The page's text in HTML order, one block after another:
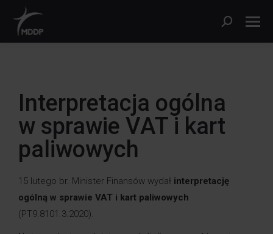
Interpretacja ogólna
w sprawie VAT i kart
paliwowych
15 lutego br. Minister Finansów wydał interpretację
ogólną w sprawie VAT i kart paliwowych
(PT9.8101.3.2020).